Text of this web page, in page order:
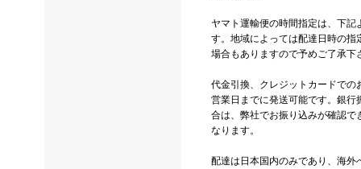
ヤマト運輸便の時間指定は、下記
す。地域によっては配達日時の指
場合もありますので予めご了承下
代金引換、クレジットカードでの
営業日までに発送可能です。銀行
合は、弊社でお振り込みが確認で
なります。
配達は日本国内のみであり、海外